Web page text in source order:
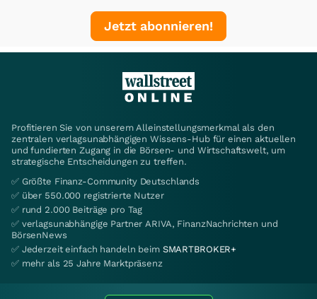
Jetzt abonnieren!
Profitieren Sie von unserem Alleinstellungsmerkmal als den
zentralen verlagsunabhängigen Wissens-Hub für einen aktuellen
und fundierten Zugang in die Börsen- und Wirtschaftswelt, um
strategische Entscheidungen zu treffen.
✅ Größte Finanz-Community Deutschlands
✅ über 550.000 registrierte Nutzer
✅ rund 2.000 Beiträge pro Tag
✅ verlagsunabhängige Partner ARIVA, FinanzNachrichten und
BörsenNews
✅ Jederzeit einfach handeln beim SMARTBROKER+
✅ mehr als 25 Jahre Marktpräsenz